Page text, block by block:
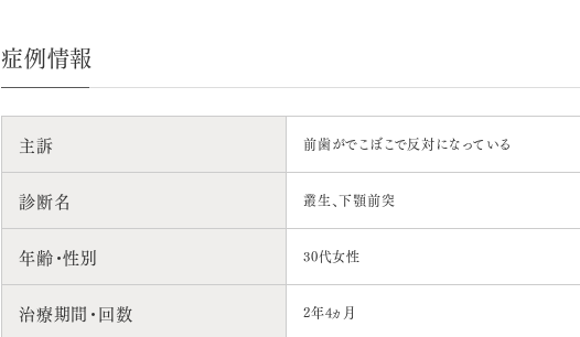
症例情報
主訴 前歯がでこぼこで反対になっている
診断名 叢生、下顎前突
年齢・性別 30代女性
治療期間・回数 2年4ヵ月